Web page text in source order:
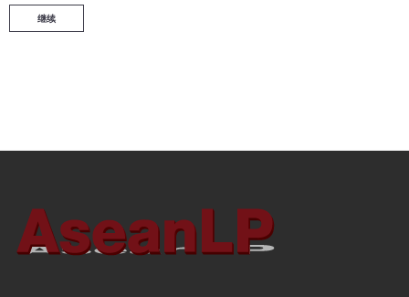
继续